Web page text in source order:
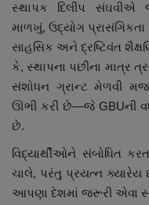
સ્થાપક દિલીપ સંઘવીએ
માળખું, ઉદ્યોગ
સાહસિક અને દ્રષ્ટિવંત
કે,સ્થાપના પછીના માત્ર
સંશોધન ગ્રાન્ટ મેળવી
ઊભી કરી છે—જે GBUની
છે.
વિદ્યાર્થીઓને સંબોધિત
ચાલે, પરંતુ પ્રયત્ન ક્યારેય
આપણા દેશમાં જરૂરી એવા